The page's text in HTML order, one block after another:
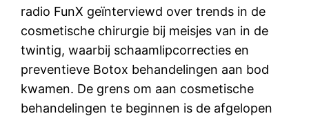
radio FunX geïnterviewd over trends in de
cosmetische chirurgie bij meisjes van in de
twintig, waarbij schaamlipcorrecties en
preventieve Botox behandelingen aan bod
kwamen. De grens om aan cosmetische
behandelingen te beginnen is de afgelopen